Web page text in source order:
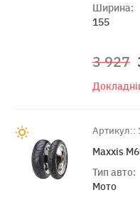
Ширина:
155
3 927
Артикул::
Maxxis
Тип авто:
Мото